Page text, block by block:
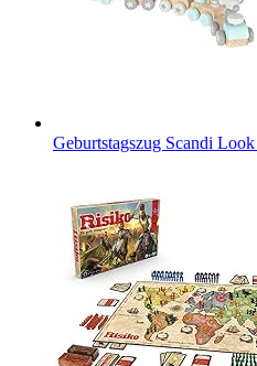
Geburtstagszug Scandi